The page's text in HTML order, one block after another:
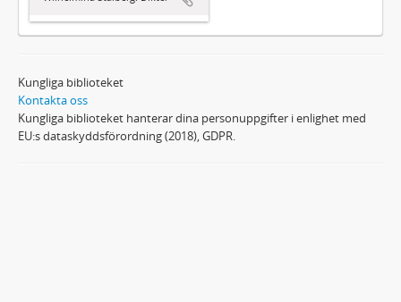
Kungliga biblioteket
Kontakta oss
Kungliga biblioteket hanterar dina personuppgifter i enlighet med
EU:s dataskyddsförordning (2018), GDPR.